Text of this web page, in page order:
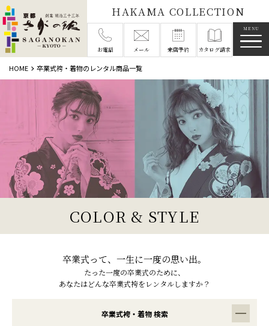
HAKAMA COLLECTION
お電話 メール 来店予約 カタログ請求
HOME 卒業式袴・着物のレンタル商品一覧
COLOR & STYLE
卒業式って、一生に一度の思い出。
たった一度の卒業式のために、
あなたはどんな卒業式袴をレンタルしますか？
卒業式袴・着物 検索
メニ